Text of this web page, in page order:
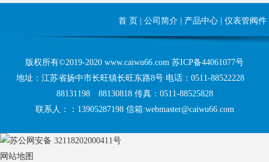
首 页 公司简介| 产品中心| 仪表管阀件
版权所有©2019-2020 www.caiwu66.com 苏ICP备44061077号
地址：江苏省扬中市长旺镇长旺东路8号 电话：0511-88522228
88131198 88130818 传真：0511-88525828
联系人：：13905287198 信箱:webmaster@caiwu66.com
苏公网安备 32118202000411号
网站地图